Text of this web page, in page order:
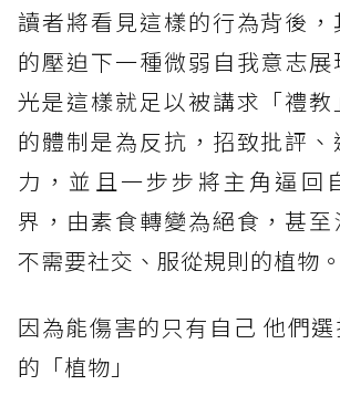
讀者將看見這樣的行為背後
的壓迫下一種微弱自我意志展
光是這樣就足以被講求「禮教
的體制是為反抗，招致批評
力，並且一步步將主角逼回
界，由素食轉變為絕食，甚
不需要社交、服從規則的植物。
因為能傷害的只有自己 他們
的「植物」